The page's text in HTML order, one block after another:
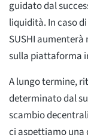
guidato dal
liquidità. In caso
SUSHI
sulla piattaforma
A lungo termine,
determinato dal
scambio
ci aspettiamo una